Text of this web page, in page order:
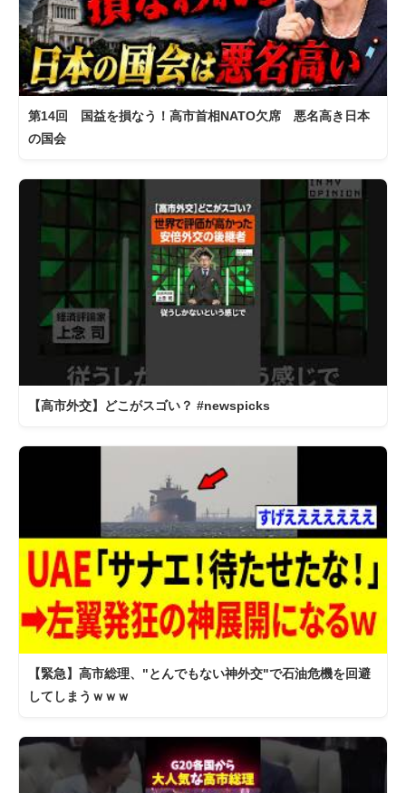
第14回 国益を損なう！高市首相NATO欠席 悪名高き日本
の国会
【高市外交】どこがスゴい？ #newspicks
【緊急】高市総理、"とんでもない神外交"で石油危機を回避
してしまうｗｗｗ